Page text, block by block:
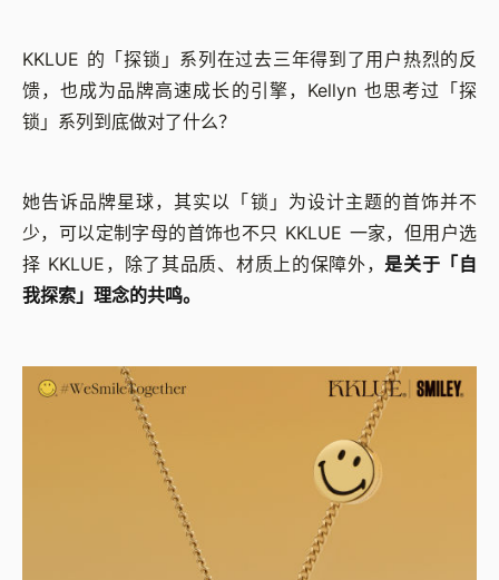
KKLUE 的「探锁」系列在过去三年得到了用户热烈的反
馈，也成为品牌高速成长的引擎，Kellyn 也思考过「探
锁」系列到底做对了什么？
她告诉品牌星球，其实以「锁」为设计主题的首饰并不
少，可以定制字母的首饰也不只 KKLUE 一家，但用户选
择 KKLUE，除了其品质、材质上的保障外， 是关于「自
我探索」理念的共鸣。